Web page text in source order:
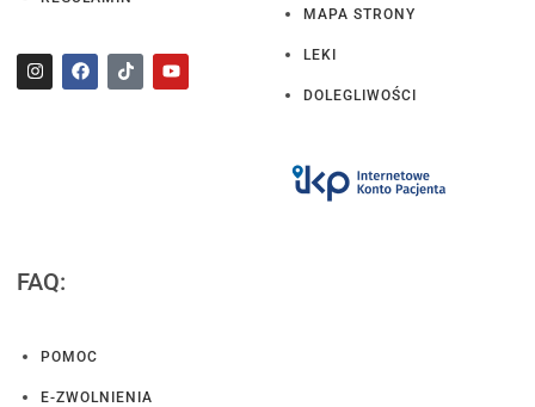
MAPA STRONY
LEKI
DOLEGLIWOŚCI
FAQ:
POMOC
E-ZWOLNIENIA